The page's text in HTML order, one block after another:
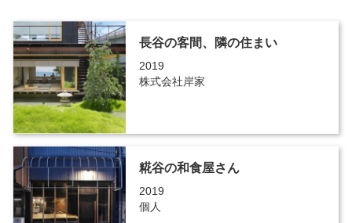
長谷の客間、隣の住まい
2019
株式会社岸家
糀谷の和食屋さん
2019
個人